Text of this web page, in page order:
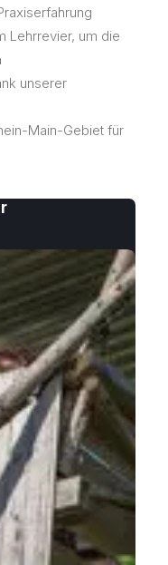
Lehrrevier, um die
unserer
Main-Gebiet für